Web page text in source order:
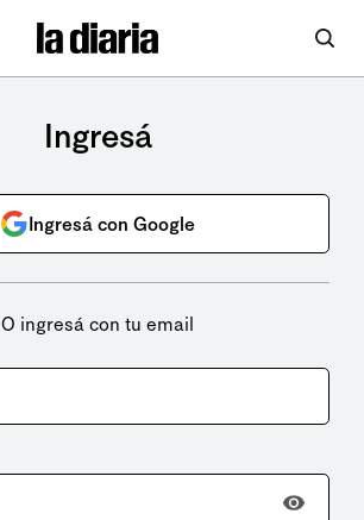
Ingresá
Ingresá con Google
O ingresá con tu email